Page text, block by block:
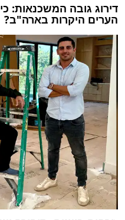
דירוג גובה המשכנאות:
הערים היקרות בארה"ב?